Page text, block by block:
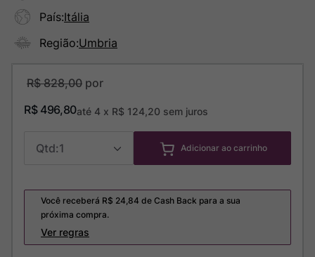
País:Itália
Região:Umbria
R$ 828,00
R$ 496,80até 4 x R$ 124,20 sem juros
1 Adicionar ao carrinho
Você receberá R$ 24,84 de Cash Back para a sua
próxima compra.
Ver regras